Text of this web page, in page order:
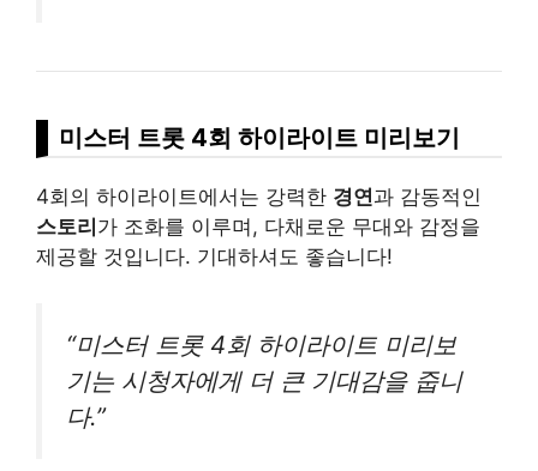
미스터 트롯 4회 하이라이트 미리보기
4회의 하이라이트에서는 강력한 경연과 감동적인
스토리 가 조화를 이루며, 다채로운 무대와 감정을
제공할 것입니다. 기대하셔도 좋습니다!
“미스터 트롯 4회 하이라이트 미리보
기는 시청자에게 더 큰 기대감을 줍니
다.”